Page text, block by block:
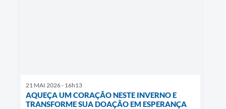
21 MAI 2026 - 16h13
AQUEÇA UM CORAÇÃO NESTE INVERNO E
TRANSFORME SUA DOAÇÃO EM ESPERANÇA